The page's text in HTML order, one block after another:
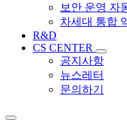
보안 운영 자
차세대 통합
R&D
CS CENTER
공지사항
뉴스레터
문의하기